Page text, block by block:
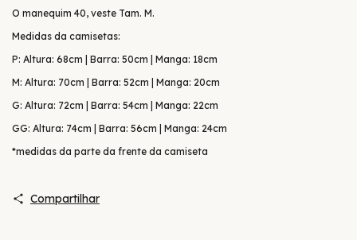
O manequim 40, veste Tam. M.
Medidas da camisetas:
P: Altura: 68cm | Barra: 50cm | Manga: 18cm
M: Altura: 70cm | Barra: 52cm | Manga: 20cm
G: Altura: 72cm | Barra: 54cm | Manga: 22cm
GG: Altura: 74cm | Barra: 56cm | Manga: 24cm
*medidas da parte da frente da camiseta
Compartilhar